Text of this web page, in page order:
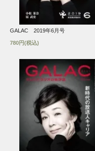
GALAC 2019年6月号
780円(税込)